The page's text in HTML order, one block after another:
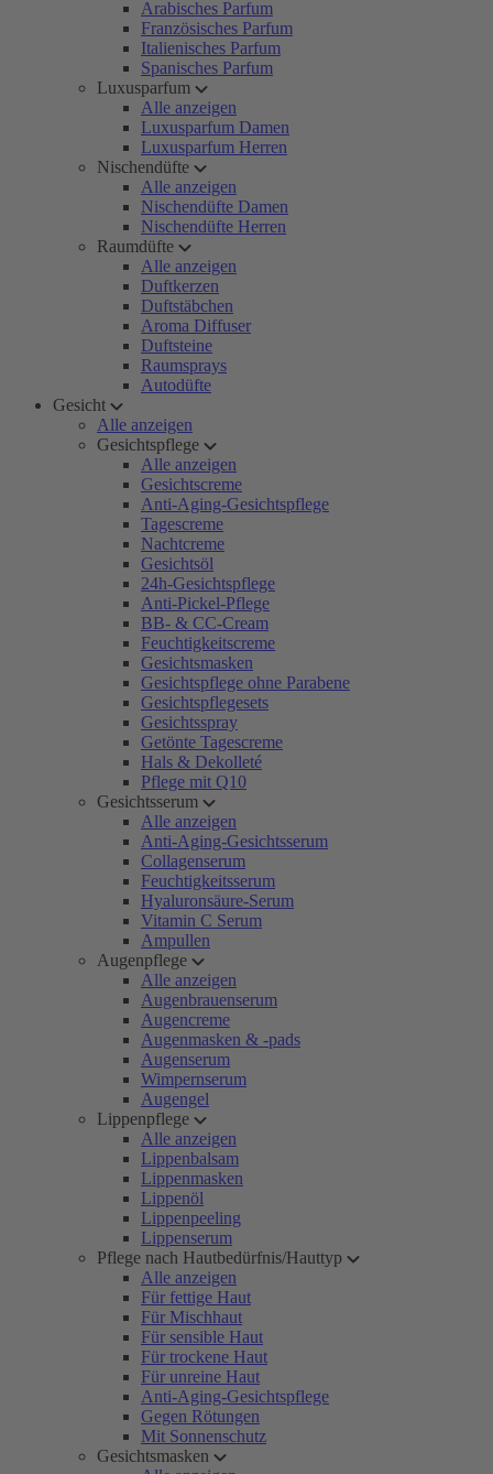
Arabisches Parfum
Französisches Parfum
Italienisches Parfum
Spanisches Parfum
Luxusparfum
Alle anzeigen
Luxusparfum Damen
Luxusparfum Herren
Nischendüfte
Alle anzeigen
Nischendüfte Damen
Nischendüfte Herren
Raumdüfte
Alle anzeigen
Duftkerzen
Duftstäbchen
Aroma Diffuser
Duftsteine
Raumsprays
Autodüfte
Gesicht
Alle anzeigen
Gesichtspflege
Alle anzeigen
Gesichtscreme
Anti-Aging-Gesichtspflege
Tagescreme
Nachtcreme
Gesichtsöl
24h-Gesichtspflege
Anti-Pickel-Pflege
BB- & CC-Cream
Feuchtigkeitscreme
Gesichtsmasken
Gesichtspflege ohne Parabene
Gesichtspflegesets
Gesichtsspray
Getönte Tagescreme
Hals & Dekolleté
Pflege mit Q10
Gesichtsserum
Alle anzeigen
Anti-Aging-Gesichtsserum
Collagenserum
Feuchtigkeitsserum
Hyaluronsäure-Serum
Vitamin C Serum
Ampullen
Augenpflege
Alle anzeigen
Augenbrauenserum
Augencreme
Augenmasken & -pads
Augenserum
Wimpernserum
Augengel
Lippenpflege
Alle anzeigen
Lippenbalsam
Lippenmasken
Lippenöl
Lippenpeeling
Lippenserum
Pflege nach Hautbedürfnis/Hauttyp
Alle anzeigen
Für fettige Haut
Für Mischhaut
Für sensible Haut
Für trockene Haut
Für unreine Haut
Anti-Aging-Gesichtspflege
Gegen Rötungen
Mit Sonnenschutz
Gesichtsmasken